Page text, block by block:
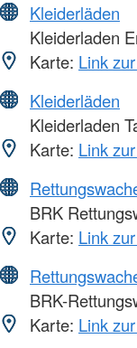
Kleiderläden
Kleiderladen
Karte: Link
Kleiderläden
Kleiderladen
Karte: Link
BRK
Karte: Link
BRK-
Karte: Link